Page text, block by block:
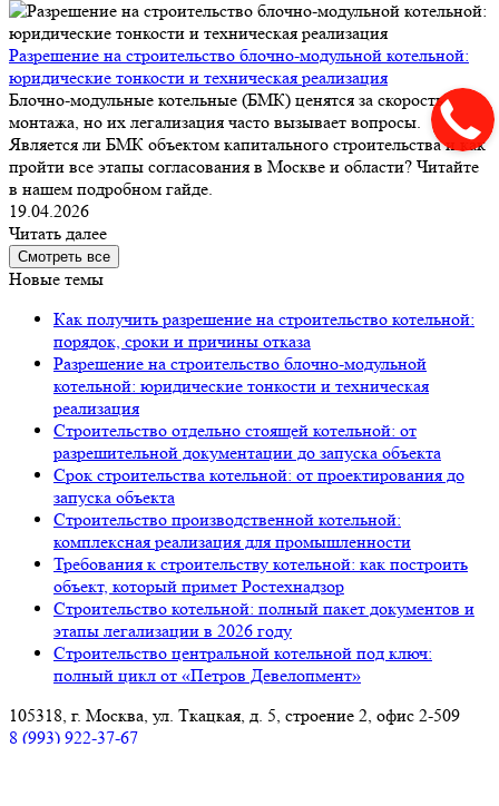
Разрешение на строительство блочно-модульной котельной:
юридические тонкости и техническая реализация
Блочно-модульные котельные (БМК) ценятся за скорость
монтажа, но их легализация часто вызывает вопросы.
Является ли БМК объектом капитального строительства и как
пройти все этапы согласования в Москве и области? Читайте
в нашем подробном гайде.
19.04.2026
Читать далее
Смотреть все
Новые темы
Как получить разрешение на строительство котельной:
порядок, сроки и причины отказа
Разрешение на строительство блочно-модульной
котельной: юридические тонкости и техническая
реализация
Строительство отдельно стоящей котельной: от
разрешительной документации до запуска объекта
Срок строительства котельной: от проектирования до
запуска объекта
Строительство производственной котельной:
комплексная реализация для промышленности
Требования к строительству котельной: как построить
объект, который примет Ростехнадзор
Строительство котельной: полный пакет документов и
этапы легализации в 2026 году
Строительство центральной котельной под ключ:
полный цикл от «Петров Девелопмент»
105318, г. Москва, ул. Ткацкая, д. 5, строение 2, офис 2-509
8 (993) 922-37-67